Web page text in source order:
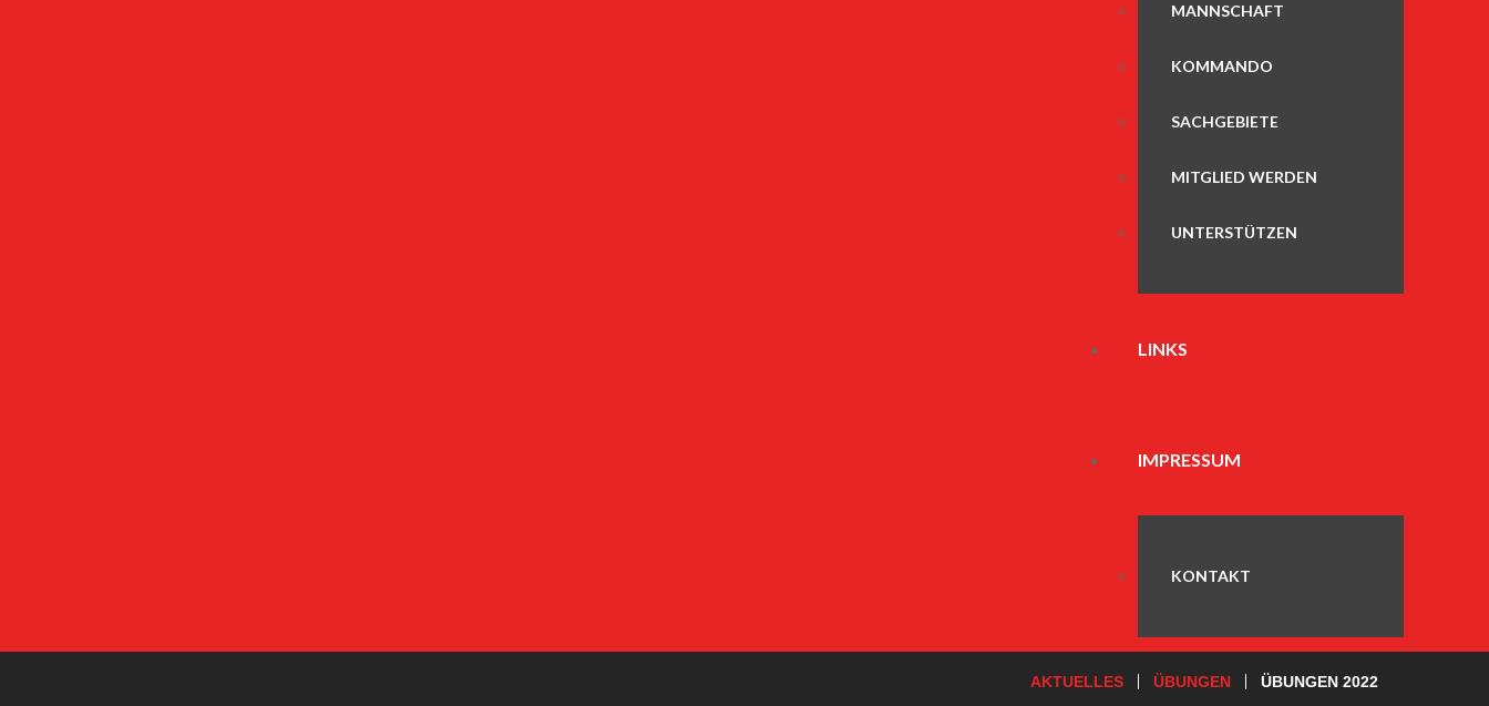
MANNSCHAFT
KOMMANDO
SACHGEBIETE
MITGLIED WERDEN
UNTERSTÜTZEN
LINKS
IMPRESSUM
KONTAKT
AKTUELLES ÜBUNGEN ÜBUNGEN 2022